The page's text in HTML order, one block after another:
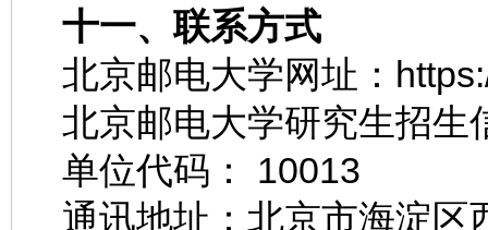
十一、联系方式
北京邮电大学网址：
北京邮电大学研究生招生
单位代码： 10013
通讯地址：北京市海淀区